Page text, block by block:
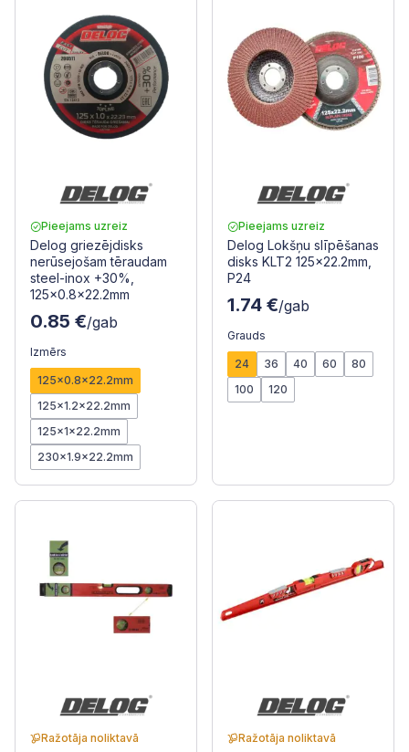
Pieejams uzreiz
Delog griezējdisks
nerūsejošam tēraudam
steel-inox +30%,
125x0.8x22.2mm
0.85 €/gab
Izmērs
125x0.8x22.2mm
125x1.2x22.2mm
125x1x22.2mm
230x1.9x22.2mm
Pieejams uzreiz
Delog Lokšņu slīpēšanas
disks KLT2 125x22.2mm,
P24
1.74 €/gab
Grauds
24 36 40 60
80
100
120
Ražotāja noliktavā Ražotāja noliktavā